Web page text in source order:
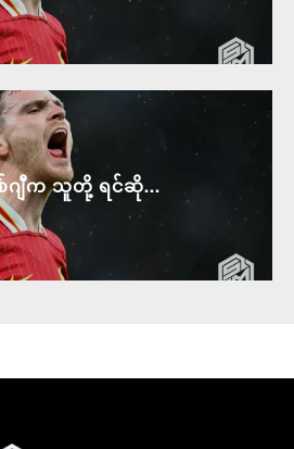
ျီက သူတို့ ရင်ဆို...